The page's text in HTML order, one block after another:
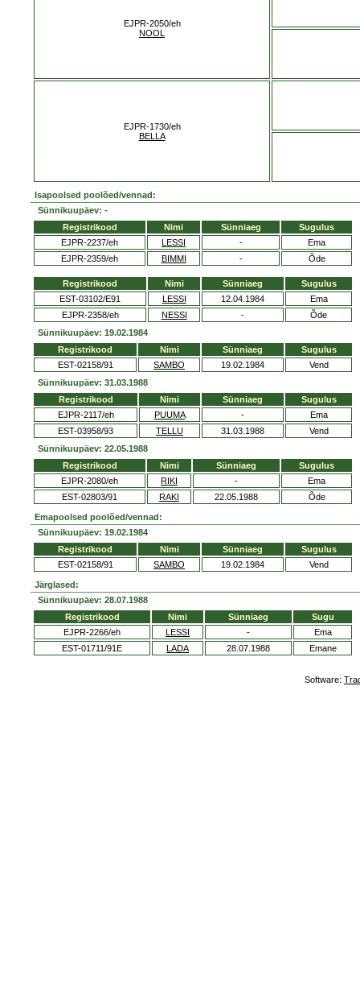
EJPR-2050/eh
NOOL
EJPR-1730/eh
BELLA
Isapoolsed poolõed/vennad:
Sünnikuupäev: -
Registrikood
Nimi Sünniaeg
Sugulus
EJPR-2237/eh
LESSI -
Ema
EJPR-2359/eh
BIMMI - Õde
Registrikood Nimi Sünniaeg
Sugulus
EST-03102/E91
LESSI 12.04.1984
Ema
EJPR-2358/eh
NESSI -
Õde
Sünnikuupäev: 19.02.1984
Registrikood
Nimi Sünniaeg
Sugulus
EST-02158/91
SAMBO 19.02.1984
Vend
Sünnikuupäev: 31.03.1988
Registrikood
Nimi Sünniaeg
Sugulus
EJPR-2117/eh
PUUMA -
Ema
EST-03958/93
TELLU 31.03.1988
Vend
Sünnikuupäev: 22.05.1988
Registrikood
Nimi Sünniaeg
Sugulus
EJPR-2080/eh
RIKI -
Ema
EST-02803/91
RAKI 22.05.1988 Õde
Emapoolsed poolõed/vennad:
Sünnikuupäev: 19.02.1984
Registrikood
Nimi Sünniaeg
Sugulus
EST-02158/91
SAMBO 19.02.1984 Vend
Järglased:
Sünnikuupäev: 28.07.1988
Registrikood
Nimi Sünniaeg
Sugu
EJPR-2266/eh
LESSI -
Ema
EST-01711/91E
LADA 28.07.1988 Emane
Software: